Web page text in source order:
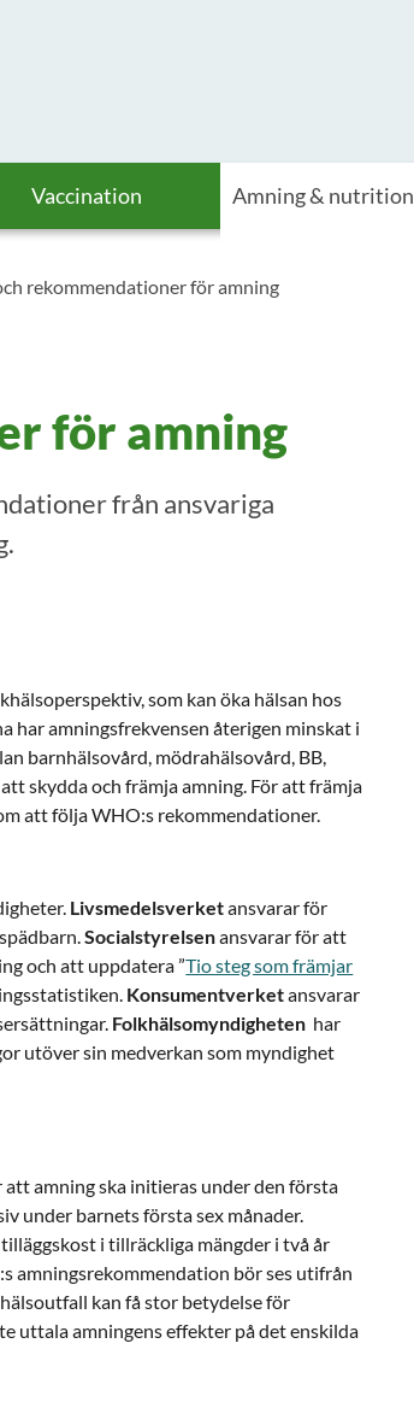
Vaccination Amning & nutrition
rekommendationer för amning
för amning
från ansvariga
som kan öka hälsan hos
har amningsfrekvensen återigen minskat i
barnhälsovård, mödrahälsovård, BB,
skydda och främja amning. För att främja
att följa WHO:s rekommendationer.
Livsmedelsverketansvarar för
Socialstyrelsenansvarar för att
och att uppdatera ”Tio steg som främjar
Konsumentverketansvarar
Folkhälsomyndigheten har
utöver sin medverkan som myndighet
amning ska initieras under den första
under barnets första sex månader.
i tillräckliga mängder i två år
amningsrekommendation bör ses utifrån
kan få stor betydelse för
uttala amningens effekter på det enskilda